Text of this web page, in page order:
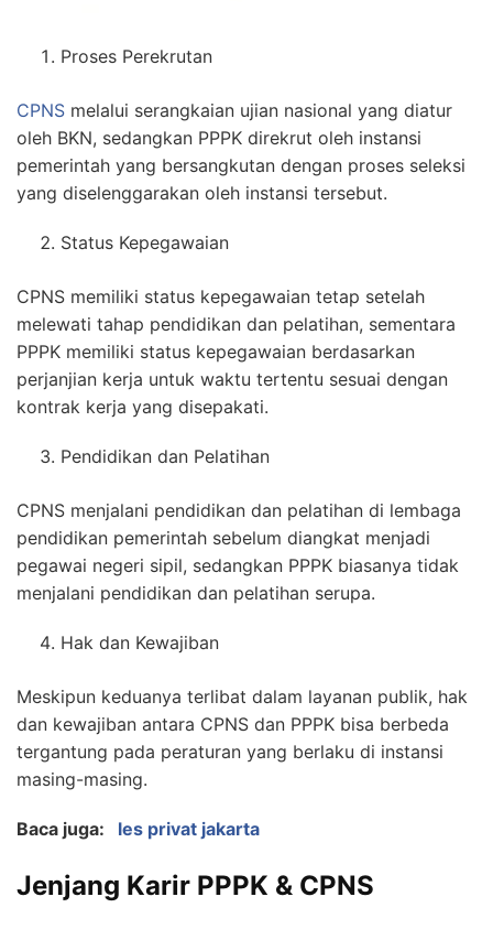
Proses Perekrutan
CPNS melalui serangkaian ujian nasional yang diatur
oleh BKN, sedangkan PPPK direkrut oleh instansi
pemerintah yang bersangkutan dengan proses seleksi
yang diselenggarakan oleh instansi tersebut.
Status Kepegawaian
CPNS memiliki status kepegawaian tetap setelah
melewati tahap pendidikan dan pelatihan, sementara
PPPK memiliki status kepegawaian berdasarkan
perjanjian kerja untuk waktu tertentu sesuai dengan
kontrak kerja yang disepakati.
Pendidikan dan Pelatihan
CPNS menjalani pendidikan dan pelatihan di lembaga
pendidikan pemerintah sebelum diangkat menjadi
pegawai negeri sipil, sedangkan PPPK biasanya tidak
menjalani pendidikan dan pelatihan serupa.
Hak dan Kewajiban
Meskipun keduanya terlibat dalam layanan publik, hak
dan kewajiban antara CPNS dan PPPK bisa berbeda
tergantung pada peraturan yang berlaku di instansi
masing-masing.
Baca juga: les privat jakarta
Jenjang Karir PPPK & CPNS